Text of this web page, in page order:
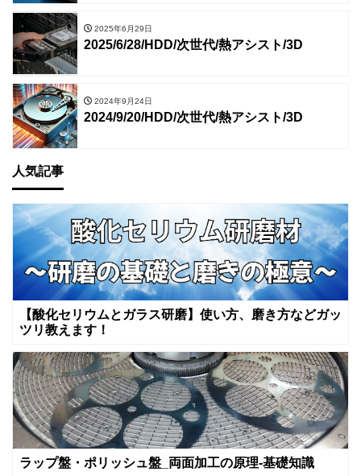
2025年6月29日
2025/6/28/HDD/次世代/熱アシスト/3D
2024年9月24日
2024/9/20/HDD/次世代/熱アシスト/3D
人気記事
【酸化セリウムとガラス研磨】使い方、磨き方などガッ
ツリ教えます！
ラップ盤・ポリッシュ盤_両面加工の原理-基礎知識